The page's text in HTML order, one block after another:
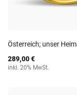
Österreich; unser
289,00 €
inkl. 20% MwSt.